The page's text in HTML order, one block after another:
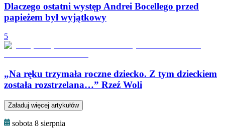
Dlaczego ostatni występ Andrei Bocellego przed
papieżem był wyjątkowy
5
„Na ręku trzymała roczne dziecko. Z tym dzieckiem
została rozstrzelana…” Rzeź Woli
Załaduj więcej artykułów
sobota 8 sierpnia